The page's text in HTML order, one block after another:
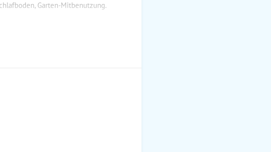
Garten-Mitbenutzung.